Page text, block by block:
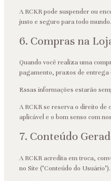
A RCKR pode suspender ou
justo e seguro para todo mundo.
6. Compras na
Quando você realiza uma
pagamento, prazos de entrega
Essas informações estarão
A RCKR se reserva o direito
aplicável e o bom senso com
7. Conteúdo
A RCKR acredita em troca,
no Site ("Conteúdo do Usuário").